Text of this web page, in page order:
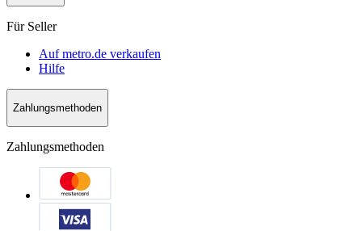
Für Seller
Auf metro.de verkaufen
Hilfe
Zahlungsmethoden
Zahlungsmethoden